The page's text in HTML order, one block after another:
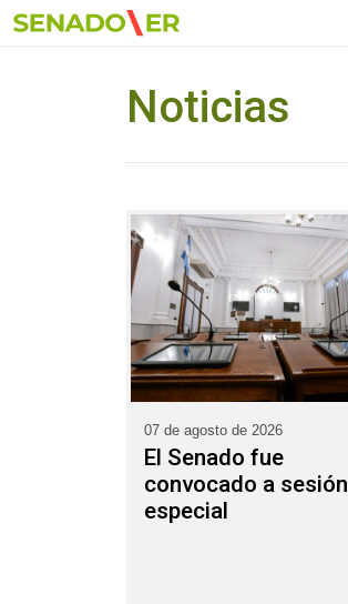
Ir al menú principal
Noticias
07 de agosto de 2026
El Senado fue
convocado a sesión
especial